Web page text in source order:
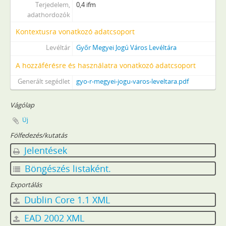
[Fond] 1051 - Ferenczy Antal kir. kamara által kiküldött biztos működésére vonatkozó iratok (acta Comissionis Ferenczyanae), 1778–1788
[Fond] 1056 - Győr Szabad Királyi város tanácsának iratai, 1743–1854 (1726–1879)
[Fond] 1057 - Győr gazdasági bizottságának jegyzőkönyvei, 1743–1849
[Fond] 1059 - Bástyabontó bizottság iratai, 1820–1912
[Fond] 1063 - Győr város kamarási hivatalának iratai, 1742–1849 (1888)
[Fond] 1069 - Győr város törvényszékének iratai, 1743–1850
[Fond] 1070 - Egyesített iratok, 1819–1848
[Fond] 1102 - Győr Szabad Királyi Város Tanácsának iratai, 1848–1850
[Fond] 1103 - Győr város árva-bizotmányának jegyzőkönyvei, 1848–1849
[Fond] 1105 - Győr város adópénztárának iratai, 1848–1849
[Fond] 1151 - Győr város községtanácsának iratai, 1850–1875
[Fond] 1153 - Győr város gazdasági bizottságának jegyzőkönyvei, 1850–1860
Terjedelem,
adathordozók
0,4 ifm
Kontextusra vonatkozó adatcsoport
Levéltár Győr Megyei Jogú Város Levéltára
A hozzáférésre és használatra vonatkozó adatcsoport
Generált segédlet gyo-r-megyei-jogu-varos-leveltara.pdf
Vágólap
Új
Fölfedezés/kutatás
Jelentések
Böngészés listaként.
Exportálás
Dublin Core 1.1 XML
EAD 2002 XML